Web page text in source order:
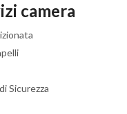
camera
Sicurezza